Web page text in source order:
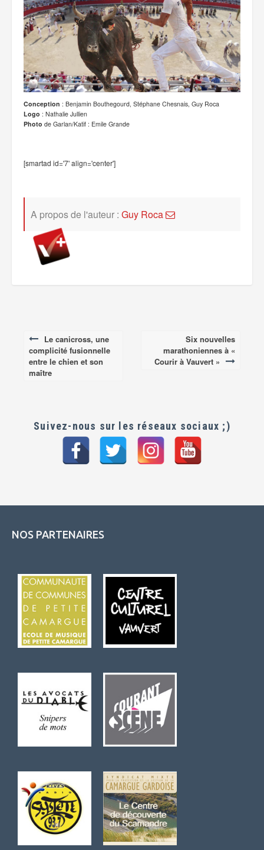
Conception : Benjamin Bouthegourd, Stéphane Chesnais, Guy Roca
Logo : Nathalie Jullien
Photo de Garlan/Katif : Emile Grande
[smartad id='7' align='center']
A propos de l'auteur : Guy Roca
Post
navigation
Le canicross, une
complicité fusionnelle
entre le chien et son
maître
Six nouvelles
marathoniennes à «
Courir à Vauvert »
Suivez-nous sur les réseaux sociaux ;)
NOS PARTENAIRES